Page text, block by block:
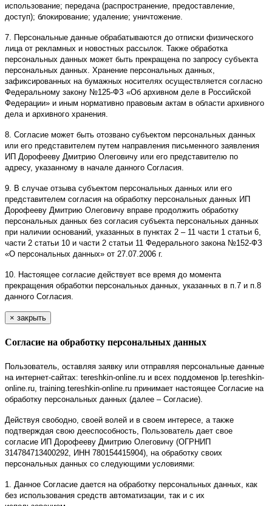
использование; передача (распространение, предоставление,
доступ); блокирование; удаление; уничтожение.
7. Персональные данные обрабатываются до отписки физического
лица от рекламных и новостных рассылок. Также обработка
персональных данных может быть прекращена по запросу субъекта
персональных данных. Хранение персональных данных,
зафиксированных на бумажных носителях осуществляется согласно
Федеральному закону №125-ФЗ «Об архивном деле в Российской
Федерации» и иным нормативно правовым актам в области архивного
дела и архивного хранения.
8. Согласие может быть отозвано субъектом персональных данных
или его представителем путем направления письменного заявления
ИП Дорофееву Дмитрию Олеговичу или его представителю по
адресу, указанному в начале данного Согласия.
9. В случае отзыва субъектом персональных данных или его
представителем согласия на обработку персональных данных ИП
Дорофееву Дмитрию Олеговичу вправе продолжить обработку
персональных данных без согласия субъекта персональных данных
при наличии оснований, указанных в пунктах 2 – 11 части 1 статьи 6,
части 2 статьи 10 и части 2 статьи 11 Федерального закона №152-ФЗ
«О персональных данных» от 27.07.2006 г.
10. Настоящее согласие действует все время до момента
прекращения обработки персональных данных, указанных в п.7 и п.8
данного Согласия.
× закрыть
Согласие на обработку персональных данных
Пользователь, оставляя заявку или отправляя персональные данные
на интернет-сайтах: tereshkin-online.ru и всех поддоменов lp.tereshkin-
online.ru, training.tereshkin-online.ru принимает настоящее Согласие на
обработку персональных данных (далее – Согласие).
Действуя свободно, своей волей и в своем интересе, а также
подтверждая свою дееспособность, Пользователь дает свое
согласие ИП Дорофееву Дмитрию Олеговичу (ОГРНИП
314784713400292, ИНН 780154415904), на обработку своих
персональных данных со следующими условиями:
1. Данное Согласие дается на обработку персональных данных, как
без использования средств автоматизации, так и с их